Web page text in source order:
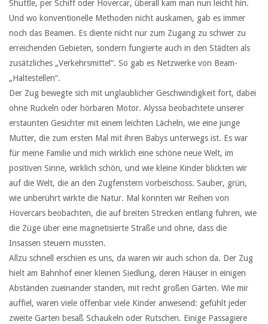
Shuttle, per Schiff oder Hovercar, überall kam man nun leicht hin.
Und wo konventionelle Methoden nicht auskamen, gab es immer
noch das Beamen. Es diente nicht nur zum Zugang zu schwer zu
erreichenden Gebieten, sondern fungierte auch in den Städten als
zusätzliches „Verkehrsmittel“. So gab es Netzwerke von Beam-
„Haltestellen“.
Der Zug bewegte sich mit unglaublicher Geschwindigkeit fort, dabei
ohne Ruckeln oder hörbaren Motor. Alyssa beobachtete unserer
erstaunten Gesichter mit einem leichten Lächeln, wie eine junge
Mutter, die zum ersten Mal mit ihren Babys unterwegs ist. Es war
für meine Familie und mich wirklich eine schöne neue Welt, im
positiven Sinne, wirklich schön, und wie kleine Kinder blickten wir
auf die Welt, die an den Zugfenstern vorbeischoss. Sauber, grün,
wie unberührt wirkte die Natur. Mal konnten wir Reihen von
Hovercars beobachten, die auf breiten Strecken entlang fuhren, wie
die Züge über eine magnetisierte Straße und ohne, dass die
Insassen steuern mussten.
Allzu schnell erschien es uns, da waren wir auch schon da. Der Zug
hielt am Bahnhof einer kleinen Siedlung, deren Häuser in einigen
Abständen zueinander standen, mit recht großen Gärten. Wie mir
auffiel, waren viele offenbar viele Kinder anwesend: gefühlt jeder
zweite Garten besaß Schaukeln oder Rutschen. Einige Passagiere